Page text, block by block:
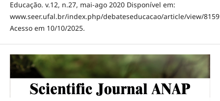
Educação. v.12, n.27, mai-ago 2020 Disponível em:
www.seer.ufal.br/index.php/debateseducacao/article/view/
Acesso em 10/10/2025.